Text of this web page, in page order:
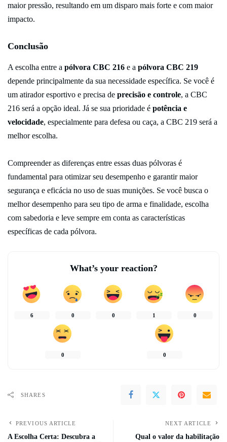
maior pressão, resultando em um disparo mais forte e com maior
impacto.
Conclusão
A escolha entre a pólvora CBC 216 e a pólvora CBC 219
depende principalmente da sua necessidade específica. Se você é
um atirador esportivo e precisa de precisão e controle, a CBC
216 será a opção ideal. Já se sua prioridade é potência e
velocidade, especialmente para defesa ou caça, a CBC 219 será a
melhor escolha.
Compreender as diferenças entre essas duas pólvoras é
fundamental para otimizar seu desempenho e garantir maior
segurança e eficácia no uso de suas munições. Se você busca o
melhor desempenho para seu tipo de arma e finalidade, escolha
com sabedoria e leve sempre em conta as características
específicas de cada pólvora.
What’s your reaction?
6 0 0 1 0
0 0
SHARES
PREVIOUS ARTICLE
A Escolha Certa: Descubra a
NEXT ARTICLE
Qual o valor da habilitação